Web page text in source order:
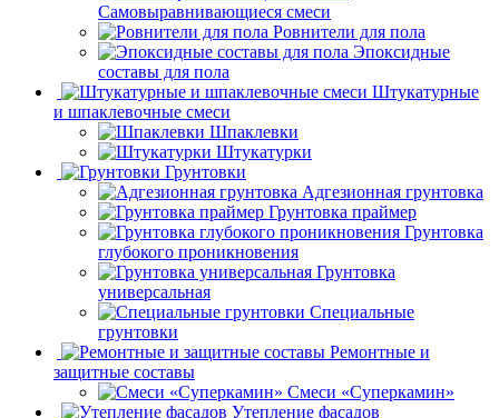
Самовыравнивающиеся смеси
Ровнители для пола
Эпоксидные
составы для пола
Штукатурные
и шпаклевочные смеси
Шпаклевки
Штукатурки
Грунтовки
Адгезионная грунтовка
Грунтовка праймер
Грунтовка
глубокого проникновения
Грунтовка
универсальная
Специальные
грунтовки
Ремонтные и
защитные составы
Смеси «Суперкамин»
Утепление фасадов